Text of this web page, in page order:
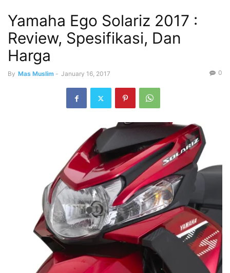
Yamaha Ego Solariz 2017 :
Review, Spesifikasi, Dan
Harga
By Mas Muslim - January 16, 2017 0